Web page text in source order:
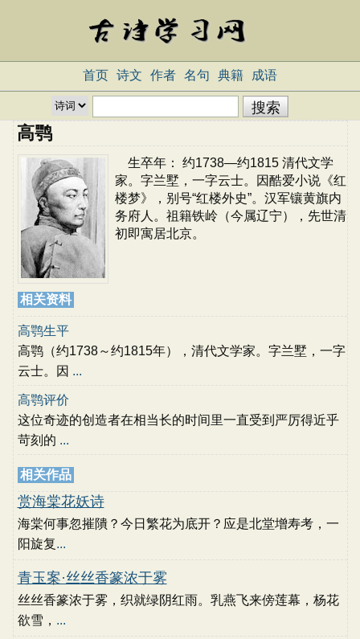
首页 诗文 作者 名句 典籍 成语
高鹗
生卒年： 约1738—约1815 清代文学
家。字兰墅，一字云士。因酷爱小说《红
楼梦》，别号“红楼外史”。汉军镶黄旗内
务府人。祖籍铁岭（今属辽宁），先世清
初即寓居北京。
相关资料
高鹗生平
高鹗（约1738～约1815年），清代文学家。字兰墅，一字
云士。因 ...
高鹗评价
这位奇迹的创造者在相当长的时间里一直受到严厉得近乎
苛刻的 ...
相关作品
赏海棠花妖诗
海棠何事忽摧隤？今日繁花为底开？应是北堂增寿考，一
阳旋复...
青玉案·丝丝香篆浓于雾
丝丝香篆浓于雾，织就绿阴红雨。乳燕飞来傍莲幕，杨花
欲雪， ...